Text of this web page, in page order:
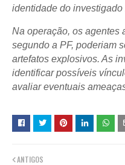
identidade do investigado
Na operação, os agentes
segundo a PF, poderiam
artefatos explosivos. As
identificar possíveis
avaliar eventuais
ANTIGOS